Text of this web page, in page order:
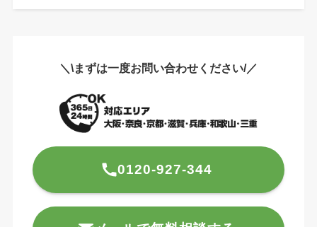
＼\まずは一度お問い合わせください/／
0120-927-344